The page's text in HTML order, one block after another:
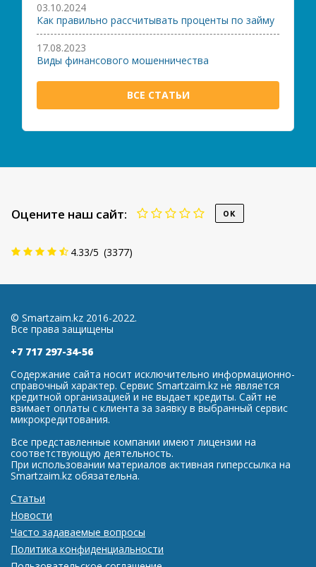
03.10.2024
Как правильно рассчитывать проценты по займу
17.08.2023
Виды финансового мошенничества
ВСЕ СТАТЬИ
Оцените наш сайт:
4.33/5 (3377)
© Smartzaim.kz 2016-2022.
Все права защищены
+7 717 297-34-56
Содержание сайта носит исключительно информационно-
справочный характер. Сервис Smartzaim.kz не является
кредитной организацией и не выдает кредиты. Сайт не
взимает оплаты с клиента за заявку в выбранный сервис
микрокредитования.
Все представленные компании имеют лицензии на
соответствующую деятельность.
При использовании материалов активная гиперссылка на
Smartzaim.kz обязательна.
Статьи
Новости
Часто задаваемые вопросы
Политика конфиденциальности